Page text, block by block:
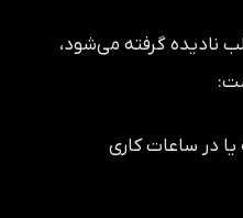
نادیده گرفته می‌شود،